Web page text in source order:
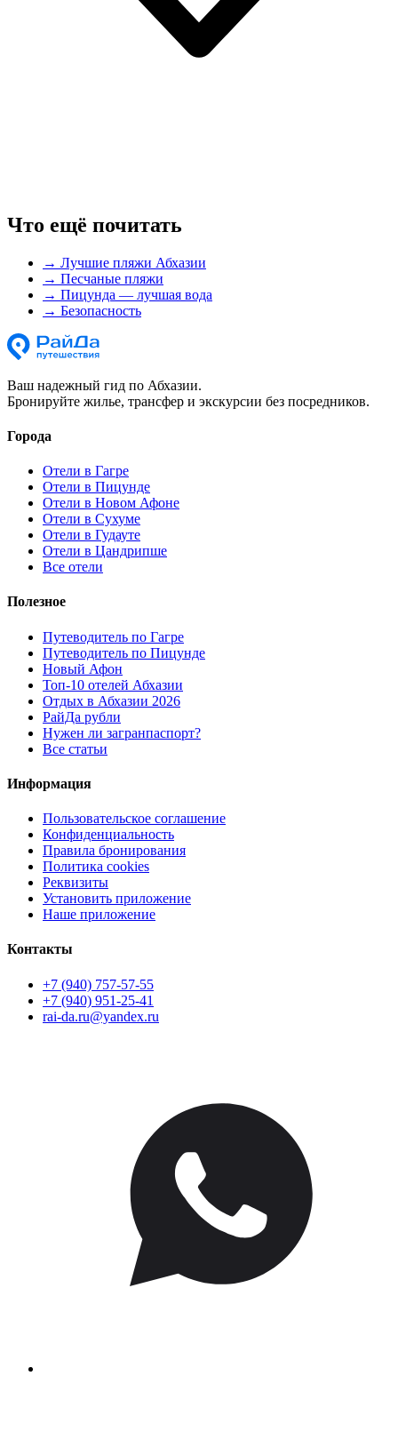
Что ещё почитать
→ Лучшие пляжи Абхазии
→ Песчаные пляжи
→ Пицунда — лучшая вода
→ Безопасность
Ваш надежный гид по Абхазии.
Бронируйте жилье, трансфер и экскурсии без посредников.
Города
Отели в Гагре
Отели в Пицунде
Отели в Новом Афоне
Отели в Сухуме
Отели в Гудауте
Отели в Цандрипше
Все отели
Полезное
Путеводитель по Гагре
Путеводитель по Пицунде
Новый Афон
Топ-10 отелей Абхазии
Отдых в Абхазии 2026
РайДа рубли
Нужен ли загранпаспорт?
Все статьи
Информация
Пользовательское соглашение
Конфиденциальность
Правила бронирования
Политика cookies
Реквизиты
Установить приложение
Наше приложение
Контакты
+7 (940) 757-57-55
+7 (940) 951-25-41
rai-da.ru@yandex.ru